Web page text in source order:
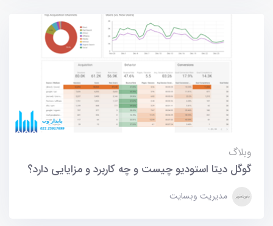
وبلاگ
گوگل دیتا استودیو چیست و چه کاربرد و مزایایی دارد؟
مدیریت وبسایت